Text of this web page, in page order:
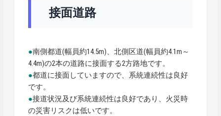
接面道路
●南側都道(幅員約14.5m)、北側区道(幅員約4.1m～
4.4m)の2本の道路に接面する2方路地です。
●都道に接面していますので、系統連続性は良好
です。
●接道状況及び系統連続性は良好であり、火災時
の災害リスクは低いです。